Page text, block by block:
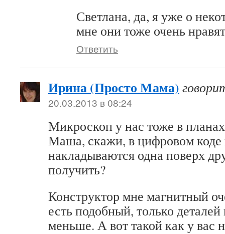
Светлана, да, я уже о
мне они тоже очень
Ответить
Ирина (Просто Мама)
20.03.2013 в 08:24
Микроскоп у нас тоже в
Маша, скажи, в цифровом коде
накладываются одна поверх
получить?
Конструктор мне магнитный
есть подобный, только
меньше. А вот такой как у вас